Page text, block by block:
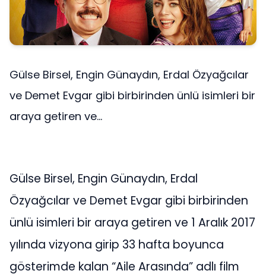
Gülse Birsel, Engin Günaydın, Erdal Özyağcılar
ve Demet Evgar gibi birbirinden ünlü isimleri bir
araya getiren ve...
Gülse Birsel, Engin Günaydın, Erdal
Özyağcılar ve Demet Evgar gibi birbirinden
ünlü isimleri bir araya getiren ve 1 Aralık 2017
yılında vizyona girip 33 hafta boyunca
gösterimde kalan “Aile Arasında” adlı film